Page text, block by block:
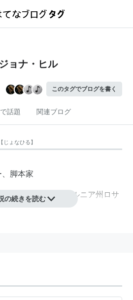
ジョナ・ヒル
このタグでブログを書く
話題 関連ブログ
【 じょなひる】
脚本家
メリカ／カリフォルニア州ロサ
ムービー
の続きを読む